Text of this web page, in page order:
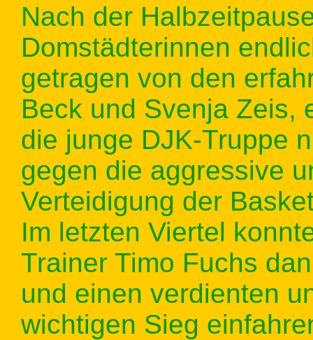
Nach der
Domstädterinnen
getragen von den
Beck und Svenja Zeis,
die junge DJK-Truppe
gegen die aggressive
Verteidigung der
Im letzten Viertel
Trainer Timo Fuchs
und einen verdienten
wichtigen Sieg